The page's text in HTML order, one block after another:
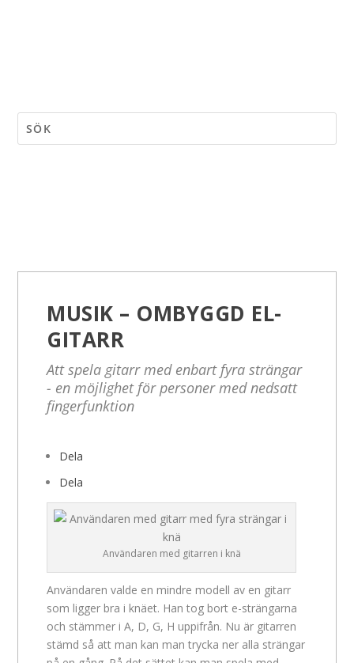
MUSIK – OMBYGGD EL-
GITARR
Att spela gitarr med enbart fyra strängar
- en möjlighet för personer med nedsatt
fingerfunktion
Dela
Dela
Användaren med gitarren i knä
Användaren valde en mindre modell av en gitarr
som ligger bra i knäet. Han tog bort e-strängarna
och stämmer i A, D, G, H uppifrån. Nu är gitarren
stämd så att man kan man trycka ner alla strängar